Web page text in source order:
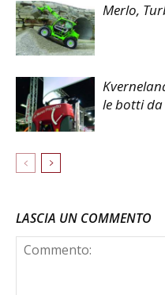
Merlo,
le botti
LASCIA UN COMMENTO